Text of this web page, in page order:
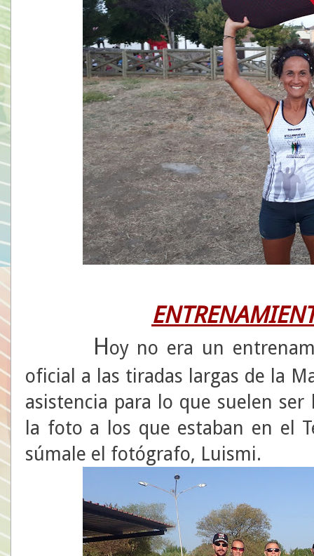
Hoy no era un
oficial a las tiradas largas de la
asistencia para lo que suelen
la foto a los que estaban en el
súmale el fotógrafo, Luismi.